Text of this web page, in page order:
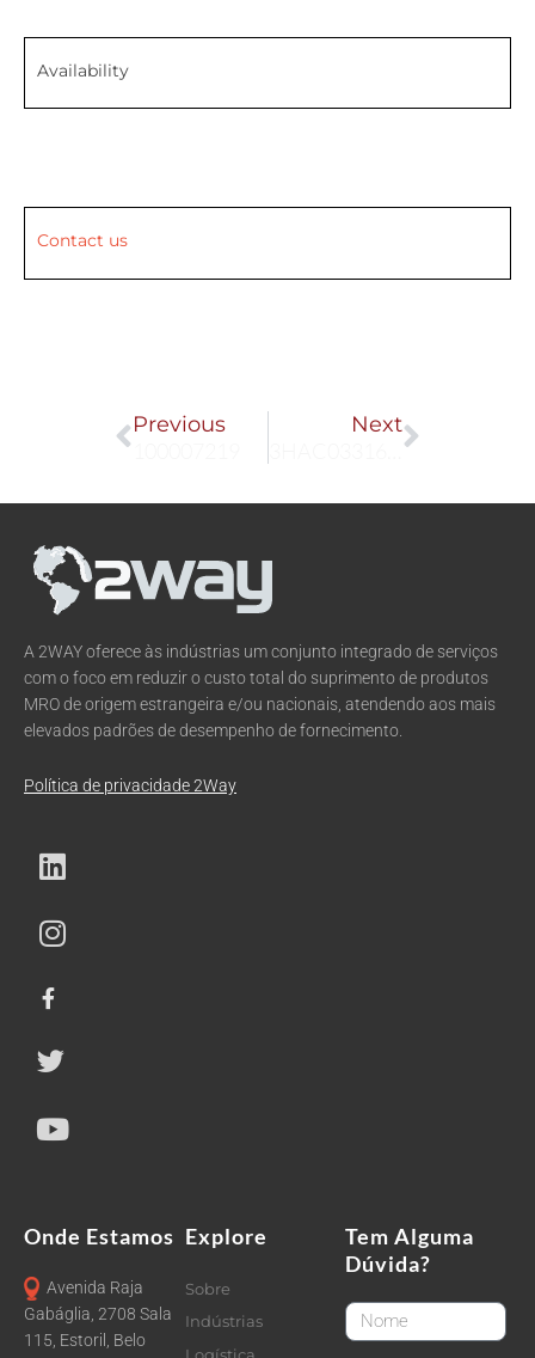
Availability
Contact us
Prev
Previous
NextNext
A 2WAY oferece às indústrias um conjunto integrado de serviços
com o foco em reduzir o custo total do suprimento de produtos
MRO de origem estrangeira e/ou nacionais, atendendo aos mais
elevados padrões de desempenho de fornecimento.
Política de privacidade 2Way
Onde Estamos
Avenida Raja
Gabáglia, 2708 Sala
115, Estoril, Belo
Explore
Sobre
Indústrias
Tem Alguma
Dúvida?
FirstName